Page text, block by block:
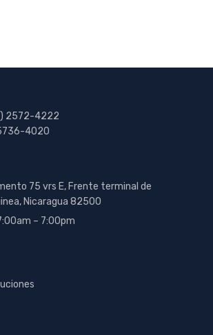
2572-4222
4020
75 vrs E, Frente terminal de
Nicaragua 82500
– 7:00pm